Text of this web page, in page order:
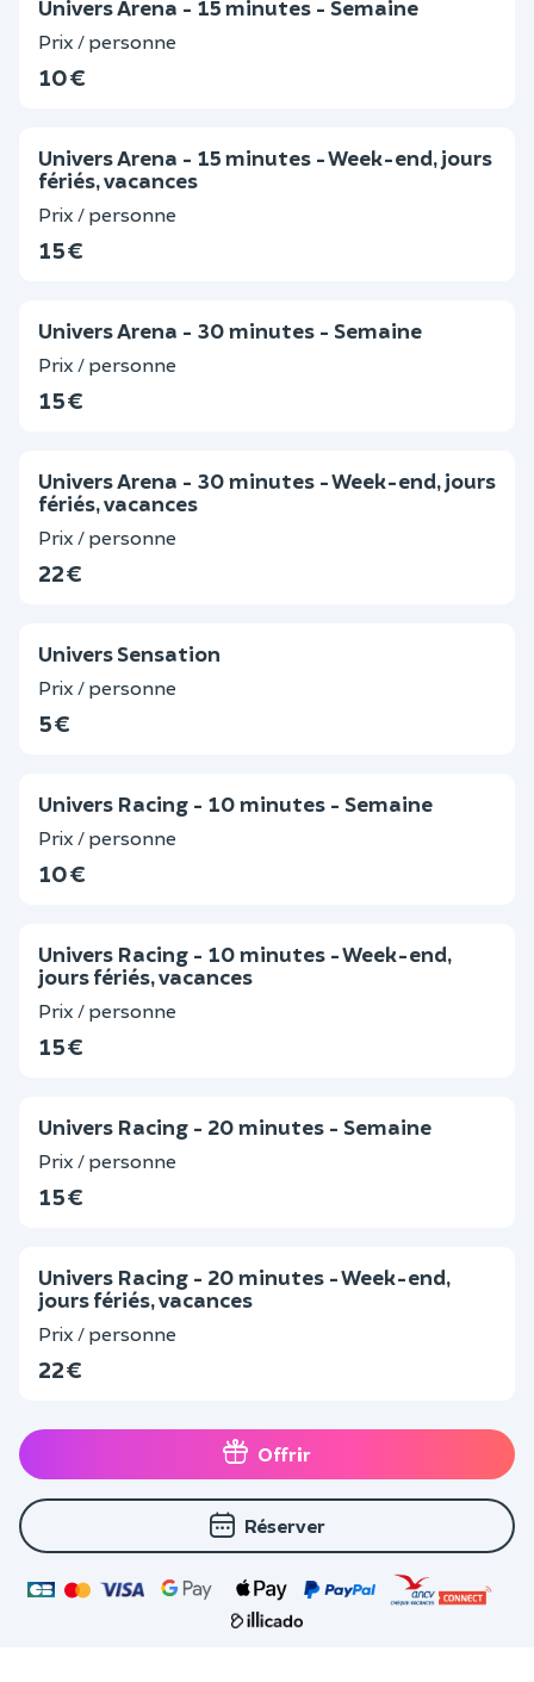
Univers Arena - 15 minutes - Semaine
Prix / personne
10 €
Univers Arena - 15 minutes - Week-end, jours
fériés, vacances
Prix / personne
15 €
Univers Arena - 30 minutes - Semaine
Prix / personne
15 €
Univers Arena - 30 minutes - Week-end, jours
fériés, vacances
Prix / personne
22 €
Univers Sensation
Prix / personne
5 €
Univers Racing - 10 minutes - Semaine
Prix / personne
10 €
Univers Racing - 10 minutes - Week-end,
jours fériés, vacances
Prix / personne
15 €
Univers Racing - 20 minutes - Semaine
Prix / personne
15 €
Univers Racing - 20 minutes - Week-end,
jours fériés, vacances
Prix / personne
22 €
Offrir
Réserver